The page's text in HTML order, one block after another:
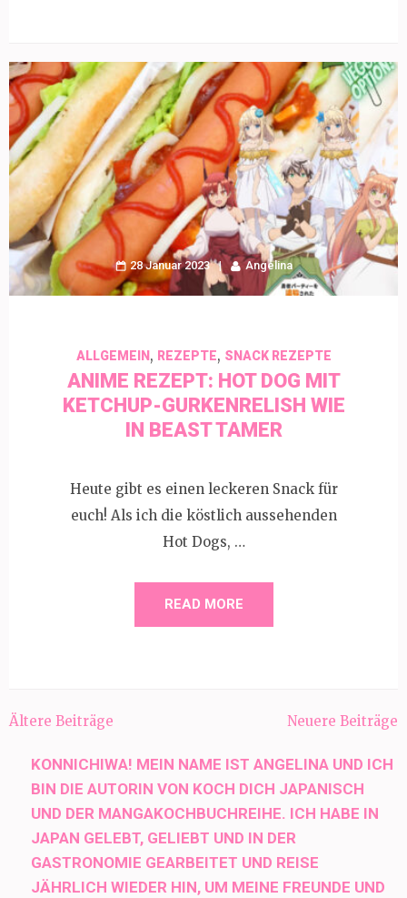
28 Januar 2023 Angelina
ALLGEMEIN, REZEPTE, SNACK REZEPTE
ANIME REZEPT: HOT DOG MIT
KETCHUP-GURKENRELISH WIE
IN BEAST TAMER
Heute gibt es einen leckeren Snack für
euch! Als ich die köstlich aussehenden
Hot Dogs, …
READ MORE
Beitragsnavigation
Ältere Beiträge Neuere Beiträge
KONNICHIWA! MEIN NAME IST ANGELINA UND ICH
BIN DIE AUTORIN VON KOCH DICH JAPANISCH
UND DER MANGAKOCHBUCHREIHE. ICH HABE IN
JAPAN GELEBT, GELIEBT UND IN DER
GASTRONOMIE GEARBEITET UND REISE
JÄHRLICH WIEDER HIN, UM MEINE FREUNDE UND